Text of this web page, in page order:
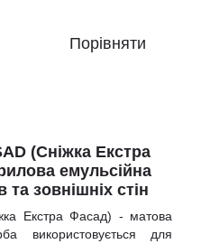
Порівняти
(Сніжка Екстра
емульсійна
зовнішніх стін
Екстра Фасад) - матова
використовується для